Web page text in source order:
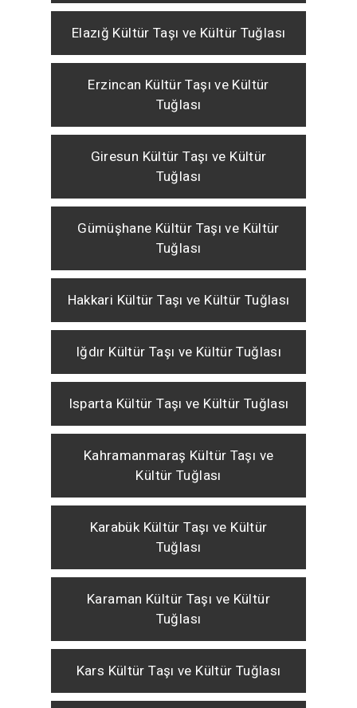
Elazığ Kültür Taşı ve Kültür Tuğlası
Erzincan Kültür Taşı ve Kültür
Tuğlası
Giresun Kültür Taşı ve Kültür
Tuğlası
Gümüşhane Kültür Taşı ve Kültür
Tuğlası
Hakkari Kültür Taşı ve Kültür Tuğlası
Iğdır Kültür Taşı ve Kültür Tuğlası
Isparta Kültür Taşı ve Kültür Tuğlası
Kahramanmaraş Kültür Taşı ve
Kültür Tuğlası
Karabük Kültür Taşı ve Kültür
Tuğlası
Karaman Kültür Taşı ve Kültür
Tuğlası
Kars Kültür Taşı ve Kültür Tuğlası